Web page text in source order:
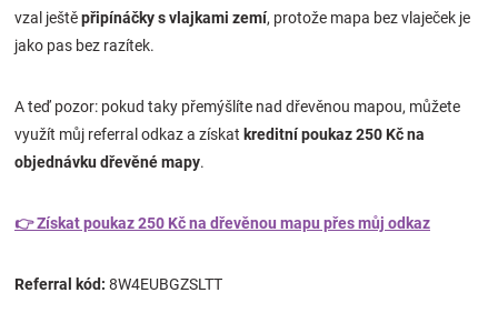
zábava
děti
vzal ještěpřipínáčky s vlajkami zemí, protože mapa bez vlaječek je
jako pas bez razítek.
A teď pozor: pokud taky přemýšlíte nad dřevěnou mapou, můžete
využít můj referral odkaz a získat kreditní poukaz 250 Kč na
objednávku dřevěné mapy.
👉 Získat poukaz 250 Kč na dřevěnou mapu přes můj odkaz
Referral kód: 8W4EUBGZSLTT